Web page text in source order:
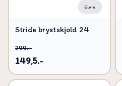
Elvie
Stride brystskjold 24
299.-
149,5.-